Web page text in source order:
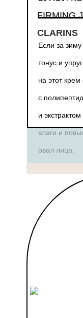
FIRMING
CLARINS
Если за
тонус и
на этот
с
и
влаги и
овал лица.